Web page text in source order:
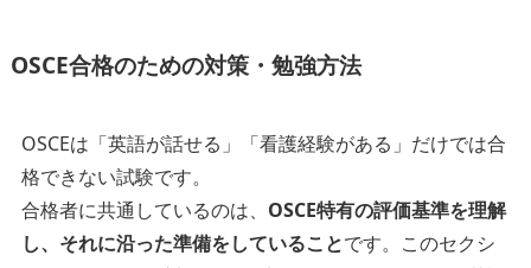
OSCE合格のための対策・勉強方法
OSCEは「英語が話せる」「看護経験がある」だけでは合
格できない試験です。
合格者に共通しているのは、 OSCE特有の評価基準を理解
し、それに沿った準備をしていることです。このセクシ